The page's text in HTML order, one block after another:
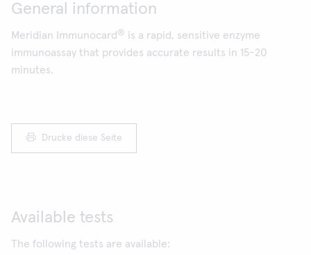
General information
Meridian Immunocard ® is a rapid, sensitive enzyme
immunoassay that provides accurate results in 15-20
minutes.
Drucke diese Seite
Available tests
The following tests are available: